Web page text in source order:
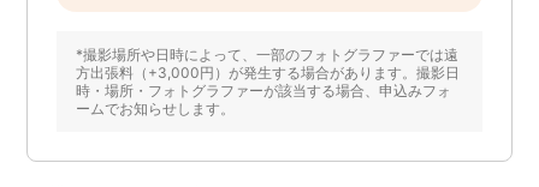
*撮影場所や日時によって、一部のフォトグラファーでは遠
方出張料（+3,000円）が発生する場合があります。撮影日
時・場所・フォトグラファーが該当する場合、申込みフォ
ームでお知らせします。